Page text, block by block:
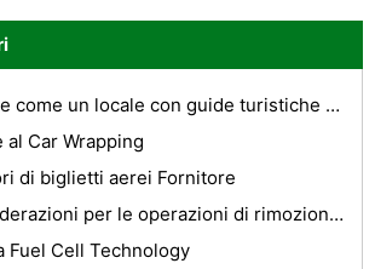
Come sentire come un locale con guide turistiche di Barcellona
Car Wrapping
di biglietti aerei Fornitore
Le tue considerazioni per le operazioni di rimozione di mobili dalla società Removalist
Fuel Cell Technology